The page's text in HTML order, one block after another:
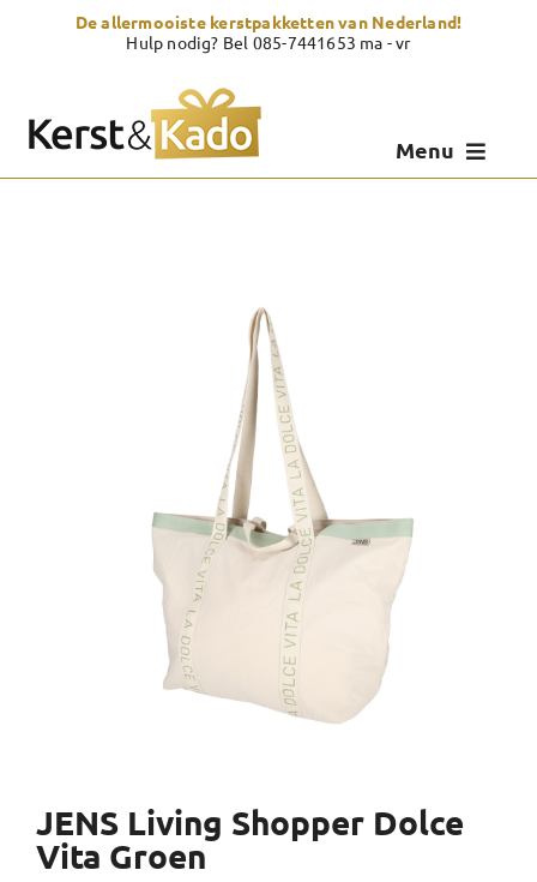
De allermooiste kerstpakketten van Nederland!
Hulp nodig? Bel 085-7441653 ma - vr
Menu
JENS Living Shopper Dolce
Vita Groen